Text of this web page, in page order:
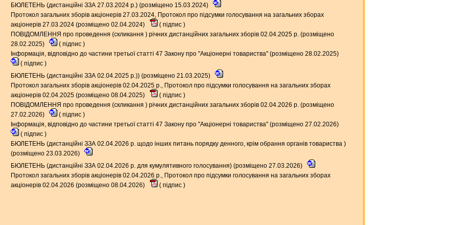
БЮЛЕТЕНЬ (дистанційні ЗЗА 27.03.2024 р.) (розміщено 15.03.2024)
Протокол загальних зборів акціонерів 27.03.2024, Протокол про підсумки голосування на загальних зборах
акціонерів 27.03.2024 (розміщено 02.04.2024)
( підпис )
ПОВІДОМЛЕННЯ про проведення (скликання ) річних дистанційних загальних зборів 02.04.2025 р. (розміщено
28.02.2025)
( підпис )
Інформація, відповідно до частини третьої статті 47 Закону про "Акціонерні товариства" (розміщено 28.02.2025)
( підпис )
БЮЛЕТЕНЬ (дистанційні ЗЗА 02.04.2025 р.)) (розміщено 21.03.2025)
Протокол загальних зборів акціонерів 02.04.2025 р., Протокол про підсумки голосування на загальних зборах
акціонерів 02.04.2025 (розміщено 08.04.2025)
( підпис )
ПОВІДОМЛЕННЯ про проведення (скликання ) річних дистанційних загальних зборів 02.04.2026 р. (розміщено
27.02.2026)
( підпис )
Інформація, відповідно до частини третьої статті 47 Закону про "Акціонерні товариства" (розміщено 27.02.2026)
( підпис )
БЮЛЕТЕНЬ (дистанційні ЗЗА 02.04.2026 р. щодо інших питань порядку денного, крім обрання органів товариства )
(розміщено 23.03.2026)
БЮЛЕТЕНЬ (дистанційні ЗЗА 02.04.2026 р. для кумулятивного голосування) (розміщено 27.03.2026)
Протокол загальних зборів акціонерів 02.04.2026 р., Протокол про підсумки голосування на загальних зборах
акціонерів 02.04.2026 (розміщено 08.04.2026)
( підпис )